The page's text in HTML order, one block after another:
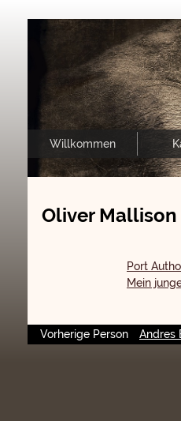
Willkommen
Oliver Mallison
Port
Mein
Vorherige Person Andres